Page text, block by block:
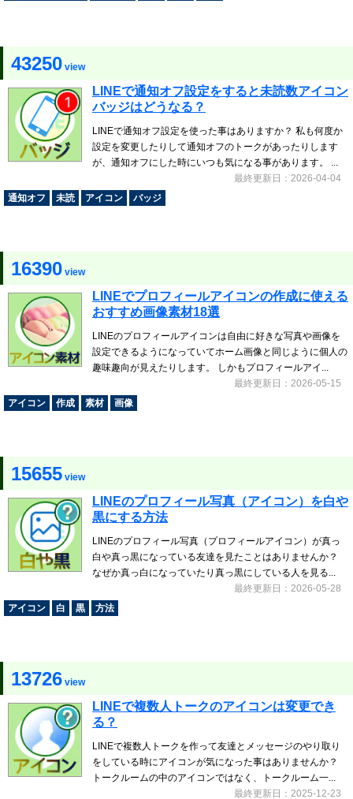
43250 view
LINEで通知オフ設定をすると未読数アイコン
バッジはどうなる？
LINEで通知オフ設定を使った事はありますか？ 私も何度か
設定を変更したりして通知オフのトークがあったりします
が、通知オフにした時にいつも気になる事があります。 ...
最終更新日：2026-04-04
通知オフ
未読 アイコン バッジ
16390 view
LINEでプロフィールアイコンの作成に使える
おすすめ画像素材18選
LINEのプロフィールアイコンは自由に好きな写真や画像を
設定できるようになっていてホーム画像と同じように個人の
趣味趣向が見えたりします。 しかもプロフィールアイ...
最終更新日：2026-05-15
アイコン
作成 素材 画像
15655 view
LINEのプロフィール写真（アイコン）を白や
黒にする方法
LINEのプロフィール写真（プロフィールアイコン）が真っ
白や真っ黒になっている友達を見たことはありませんか？
なぜか真っ白になっていたり真っ黒にしている人を見る...
最終更新日：2026-05-28
アイコン
白 黒 方法
13726 view
LINEで複数人トークのアイコンは変更でき
る？
LINEで複数人トークを作って友達とメッセージのやり取り
をしている時にアイコンが気になった事はありませんか？
トークルームの中のアイコンではなく、トークルーム一...
最終更新日：2025-12-23